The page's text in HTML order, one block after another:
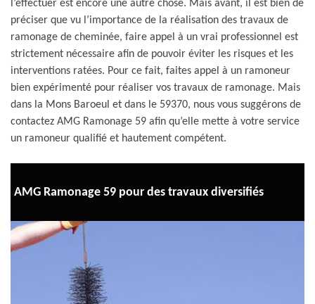
l’effectuer est encore une autre chose. Mais avant, il est bien de
préciser que vu l’importance de la réalisation des travaux de
ramonage de cheminée, faire appel à un vrai professionnel est
strictement nécessaire afin de pouvoir éviter les risques et les
interventions ratées. Pour ce fait, faites appel à un ramoneur
bien expérimenté pour réaliser vos travaux de ramonage. Mais
dans la Mons Baroeul et dans le 59370, nous vous suggérons de
contactez AMG Ramonage 59 afin qu’elle mette à votre service
un ramoneur qualifié et hautement compétent.
AMG Ramonage 59 pour des travaux diversifiés